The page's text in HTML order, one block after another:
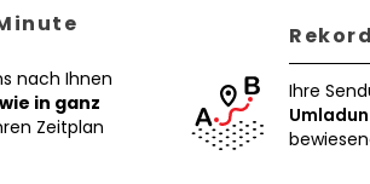
nach Ihnen
in ganz
Zeitplan
Ihre